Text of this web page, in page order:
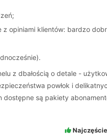
z opiniami klientów: bardzo
z dbałością o detale -
powłok i
są pakiety